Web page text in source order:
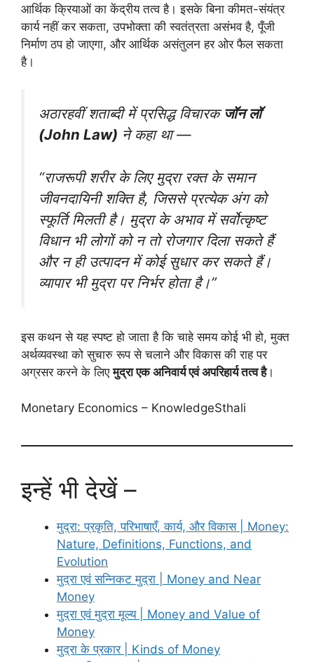
आर्थिक क्रियाओं का केंद्रीय तत्व है। इसके बिना कीमत-संयंत्र
कार्य नहीं कर सकता, उपभोक्ता की स्वतंत्रता असंभव है, पूँजी
निर्माण ठप हो जाएगा, और आर्थिक असंतुलन हर ओर फैल सकता
है।
अठारहवीं शताब्दी में प्रसिद्ध विचारकजॉन लॉ
(John Law) ने कहा था —
“राजरूपी शरीर के लिए मुद्रा रक्त के समान
जीवनदायिनी शक्ति है, जिससे प्रत्येक अंग को
स्फूर्ति मिलती है। मुद्रा के अभाव में सर्वोत्कृष्ट
विधान भी लोगों को न तो रोजगार दिला सकते हैं
और न ही उत्पादन में कोई सुधार कर सकते हैं।
व्यापार भी मुद्रा पर निर्भर होता है।”
इस कथन से यह स्पष्ट हो जाता है कि चाहे समय कोई भी हो, मुक्त
अर्थव्यवस्था को सुचारु रूप से चलाने और विकास की राह पर
अग्रसर करने के लिएमुद्रा एक अनिवार्य एवं अपरिहार्य तत्व है।
Monetary Economics – KnowledgeSthali
इन्हें भी देखें –
मुद्रा: प्रकृति, परिभाषाएँ, कार्य, और विकास | Money:
Nature, Definitions, Functions, and
Evolution
मुद्रा एवं सन्निकट मुद्रा | Money and Near
Money
मुद्रा एवं मुद्रा मूल्य | Money and Value of
Money
मुद्रा के प्रकार | Kinds of Money